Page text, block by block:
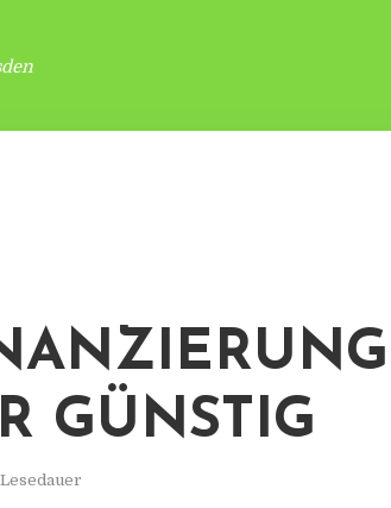
GÜNSTIG